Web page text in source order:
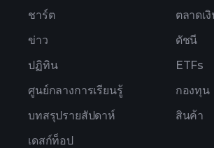
ชาร์ต
ข่าว
ปฏิทิน
ศูนย์กลางการเรียนรู้
บทสรุปรายสัปดาห์
เดสก์ท็อป
ตลาดเ
ดัชนี
ETFs
กองทุน
สินค้า